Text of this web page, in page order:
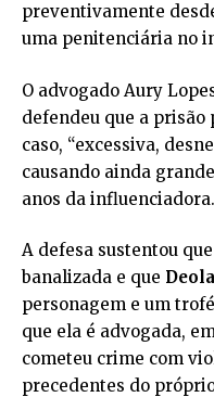
preventivamente
uma penitenciária no
O advogado Aury
defendeu que a prisão
caso, “excessiva,
causando ainda
anos da influenciadora.
A defesa sustentou
banalizada e que
personagem e um
que ela é advogada,
cometeu crime com
precedentes do próprio